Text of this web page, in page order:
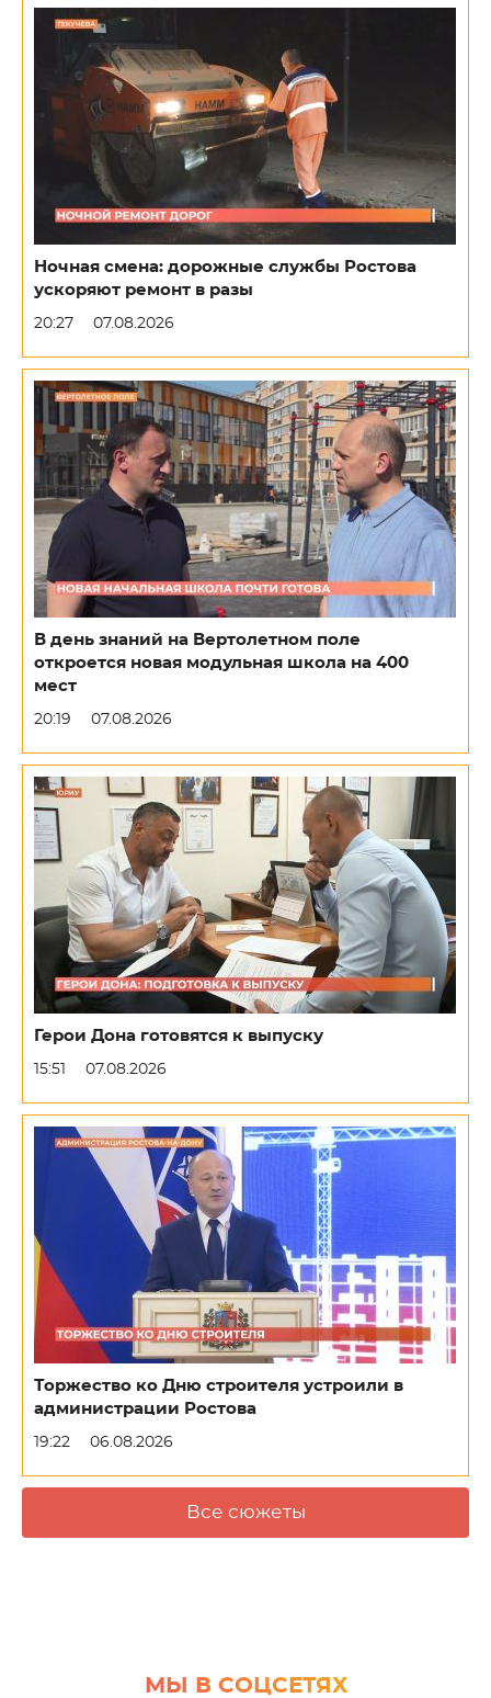
Ночная смена: дорожные службы Ростова
ускоряют ремонт в разы
20:27 07.08.2026
В день знаний на Вертолетном поле
откроется новая модульная школа на 400
мест
20:19 07.08.2026
Герои Дона готовятся к выпуску
15:51 07.08.2026
Торжество ко Дню строителя устроили в
администрации Ростова
19:22 06.08.2026
Все сюжеты
МЫ В СОЦСЕТЯХ